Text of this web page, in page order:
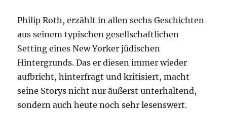
Philip Roth, erzählt in allen sechs Geschichten
aus seinem typischen gesellschaftlichen
Setting eines New Yorker jüdischen
Hintergrunds. Das er diesen immer wieder
aufbricht, hinterfragt und kritisiert, macht
seine Storys nicht nur äußerst unterhaltend,
sondern auch heute noch sehr lesenswert.